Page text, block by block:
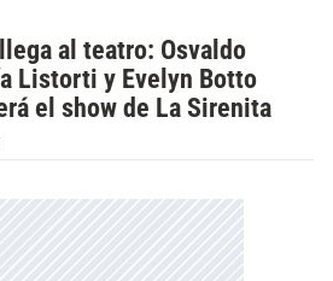
al teatro: Osvaldo
Listorti y Evelyn Botto
el show de La Sirenita